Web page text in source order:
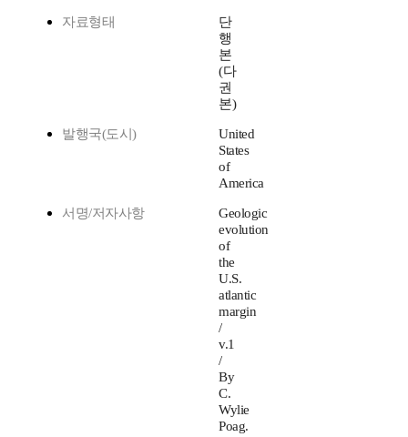
자료형태
단
행
본
(다
권
본)
발행국(도시)
United
States
of
America
서명/저자사항
Geologic
evolution
of
the
U.S.
atlantic
margin
/
v.1
/
By
C.
Wylie
Poag.